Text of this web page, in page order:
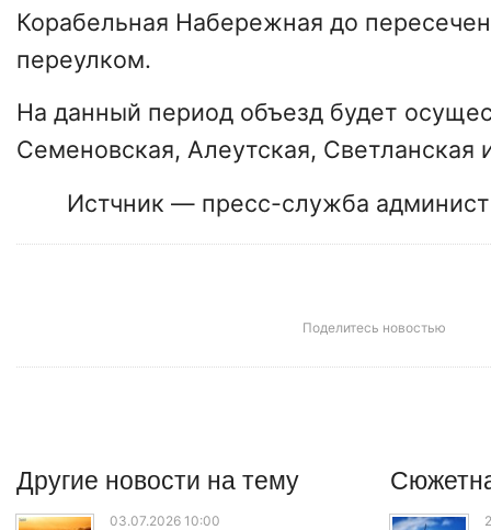
Корабельная Набережная до
переулком.
На данный период объезд будет
Семеновская, Алеутская, Светланская
Истчник — пресс-служба
Поделитесь новостью
Другие новости на тему
03.07.2026 10:00